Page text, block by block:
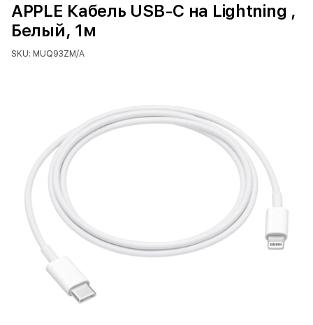
APPLE Кабель USB-C на Lightning ,
Белый, 1м
SKU: MUQ93ZM/A